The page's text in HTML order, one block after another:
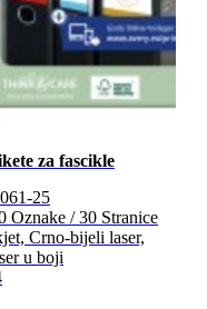
za fascikle
25
Oznake / 30 Stranice
Crno-bijeli laser,
u boji